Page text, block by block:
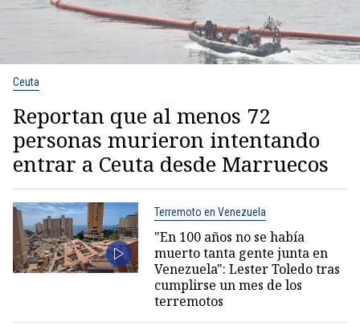
Ceuta
Reportan que al menos 72
personas murieron intentando
entrar a Ceuta desde Marruecos
Terremoto en Venezuela
"En 100 años no se había
muerto tanta gente junta en
Venezuela": Lester Toledo tras
cumplirse un mes de los
terremotos